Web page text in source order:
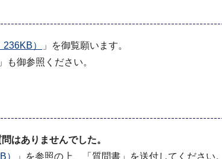
）
」を御覧願います。
」も御参照ください。
はありませんでした。
） 」を参照の上、「質問書」を送付してください。